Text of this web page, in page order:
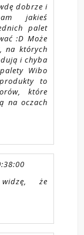
dobrze i
jakieś
palet
:D Może
na których
i chyba
Wibo
to
które
na oczach
że